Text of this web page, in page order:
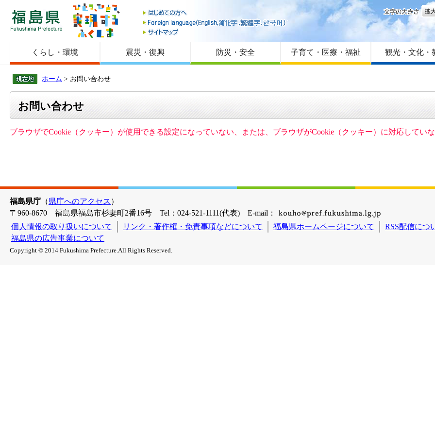
福島県
はじめての方へ
Foreign language
サイトマップ
文字
くらし・環境 震災・復興 防災・安全 子育て・医療・福祉 観光・文化・
ホーム > お問い合わせ
お問い合わせ
ブラウザでCookie（クッキー）が使用できる設定になっていない、または、ブラウザがCookie（クッキー）に対応してい
福島県庁 （県庁へのアクセス ）
〒960-8670 福島県福島市杉妻町2番16号 Tel：024-521-1111(代表) E-mail：
個人情報の取り扱いについて
リンク・著作権・免責事項などについて 福島県ホームページについて
RSS配信につ
福島県の広告事業について
Copyright © 2014 Fukushima Prefecture.All Rights Reserved.